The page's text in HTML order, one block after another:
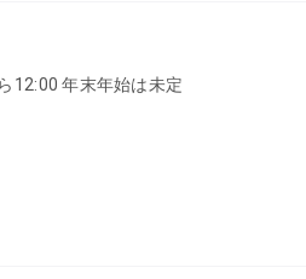
12:00 年末年始は未定